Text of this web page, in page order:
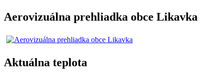
Aerovizuálna prehliadka obce Likavka
Aktuálna teplota